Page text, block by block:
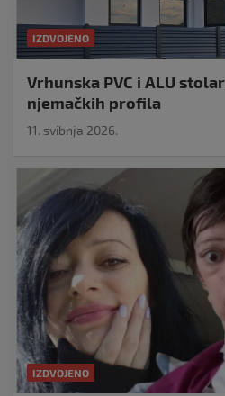
IZDVOJENO
Vrhunska PVC i ALU
njemačkih profila
11. svibnja 2026.
IZDVOJENO